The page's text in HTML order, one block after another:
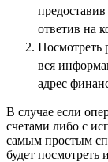
ответив на
Посмотреть
вся
адрес
В случае если
счетами либо с
самым простым
будет посмотреть